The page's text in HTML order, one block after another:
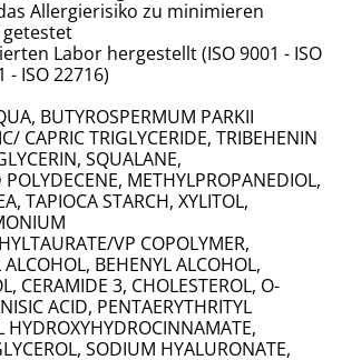
Allergierisiko zu minimieren
Labor hergestellt (ISO 9001 - ISO
- ISO 22716)
BUTYROSPERMUM PARKII
CAPRIC TRIGLYCERIDE, TRIBEHENIN
SQUALANE,
METHYLPROPANEDIOL,
TAPIOCA STARCH, XYLITOL,
VP COPOLYMER,
BEHENYL ALCOHOL,
CERAMIDE 3, CHOLESTEROL, O-
ACID, PENTAERYTHRITYL
HYDROXYHYDROCINNAMATE,
SODIUM HYALURONATE,